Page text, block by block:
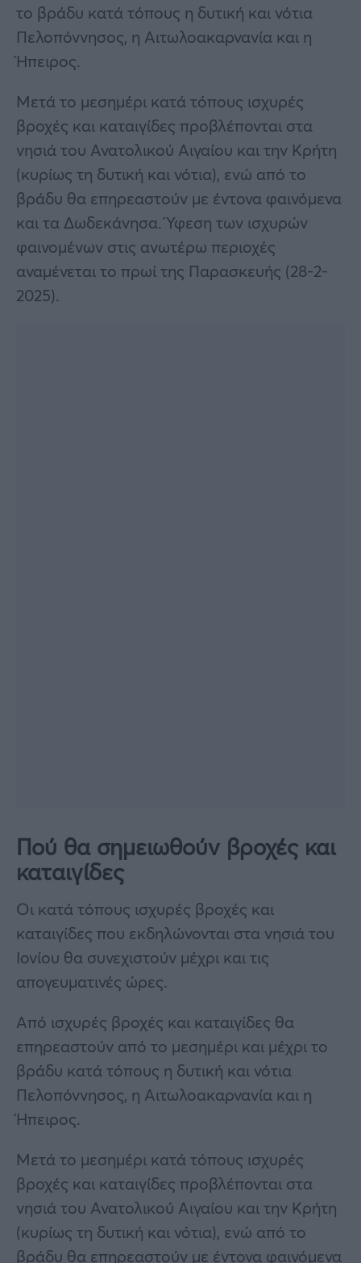
το βράδυ κατά τόπους η δυτική και νότια
Πελοπόννησος, η Αιτωλοακαρνανία και η
Ήπειρος.
Μετά το μεσημέρι κατά τόπους ισχυρές
βροχές και καταιγίδες προβλέπονται στα
νησιά του Ανατολικού Αιγαίου και την Κρήτη
(κυρίως τη δυτική και νότια), ενώ από το
βράδυ θα επηρεαστούν με έντονα φαινόμενα
και τα Δωδεκάνησα. Ύφεση των ισχυρών
φαινομένων στις ανωτέρω περιοχές
αναμένεται το πρωί της Παρασκευής (28-2-
2025).
Πού θα σημειωθούν βροχές και
καταιγίδες
Οι κατά τόπους ισχυρές βροχές και
καταιγίδες που εκδηλώνονται στα νησιά του
Ιονίου θα συνεχιστούν μέχρι και τις
απογευματινές ώρες.
Από ισχυρές βροχές και καταιγίδες θα
επηρεαστούν από το μεσημέρι και μέχρι το
βράδυ κατά τόπους η δυτική και νότια
Πελοπόννησος, η Αιτωλοακαρνανία και η
Ήπειρος.
Μετά το μεσημέρι κατά τόπους ισχυρές
βροχές και καταιγίδες προβλέπονται στα
νησιά του Ανατολικού Αιγαίου και την Κρήτη
(κυρίως τη δυτική και νότια), ενώ από το
βράδυ θα επηρεαστούν με έντονα φαινόμενα